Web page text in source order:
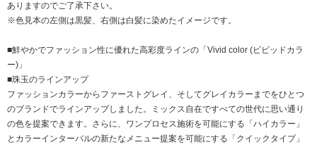
ありますのでご了承下さい。
※色見本の左側は黒髪、右側は白髪に染めたイメージです。
■鮮やかでファッション性に優れた高彩度ラインの「Vivid color (ビビッドカラ
ー)」
■珠玉のラインアップ
ファッションカラーからファーストグレイ、そしてグレイカラーまでをひとつ
のブランドでラインアップしました。ミックス自在ですべての世代に思い通り
の色を提案できます。さらに、ワンプロセス施術を可能にする「ハイカラー」
とカラーインターバルの新たなメニュー提案を可能にする「クイックタイプ」